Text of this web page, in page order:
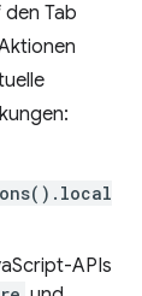
den Tab
APIs